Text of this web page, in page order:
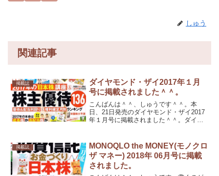
しゅう
関連記事
掲載誌
ダイヤモンド・ザイ2017年１月
号に掲載されました＾＾。
こんばんは＾＾、しゅうです＾＾。本
日、21日発売のダイヤモンド・ザイ2017
年１月号に掲載されました＾＾。ダイヤ
掲載誌
MONOQLO the MONEY(モノクロ
ザ マネー) 2018年 06月号に掲載
されました。